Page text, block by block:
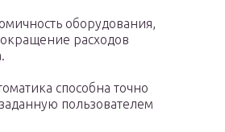
оборудования,
расходов
способна точно
пользователем